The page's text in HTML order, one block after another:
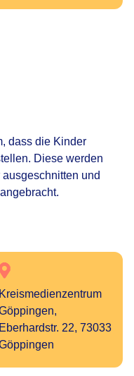
dass die Kinder
Diese werden
und
Kreismedienzentrum
Eberhardstr. 22, 73033